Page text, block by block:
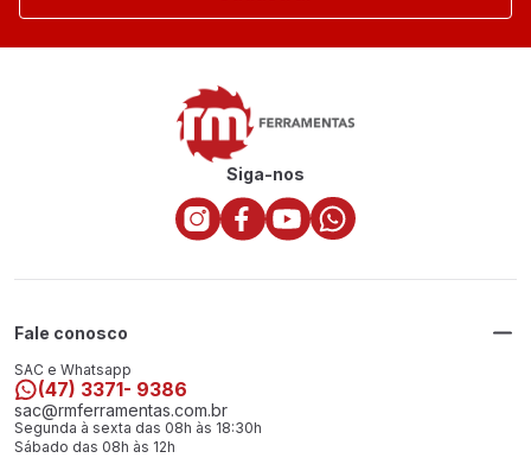
Siga-nos
Fale conosco
SAC e Whatsapp
(47) 3371- 9386
sac@rmferramentas.com.br
Segunda à sexta das 08h às 18:30h
Sábado das 08h às 12h